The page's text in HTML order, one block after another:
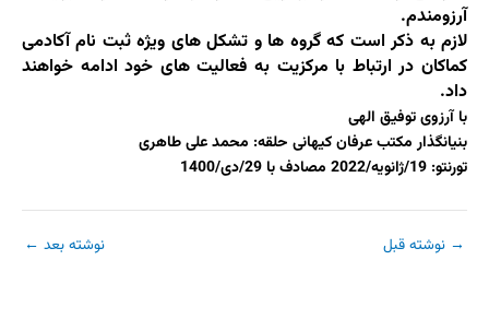
آرزومندم.
لازم به ذکر است که گروه ها و تشکل های ویژه ثبت نام آکادمی
کماکان در ارتباط با مرکزیت به فعالیت های خود ادامه خواهند
داد.
با آرزوی توفیق الهی
بنیانگذار مکتب عرفان کیهانی حلقه: محمد علی طاهری
تورنتو: 19/ژانویه/2022 مصادف با 29/دی/1400
→ نوشته قبل نوشته بعد ←